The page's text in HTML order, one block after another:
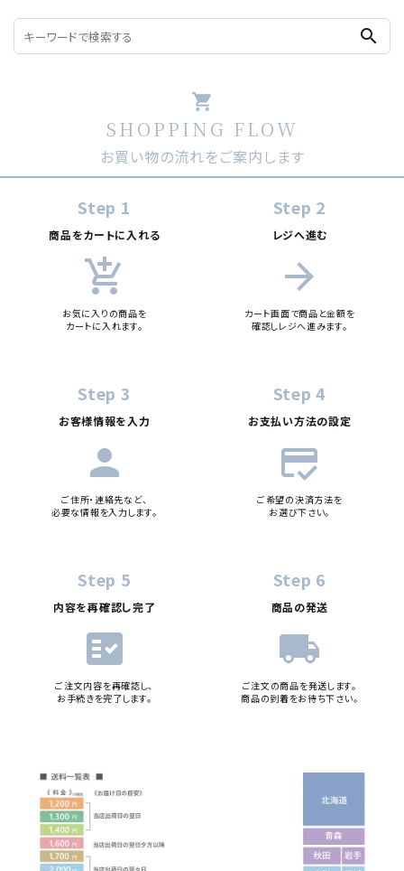
search
shopping_cart
SHOPPING FLOW
お買い物の流れをご案内します
Step 1
商品をカートに入れる
add_shopping_cart
お気に入りの商品を
カートに入れます。
Step 2
レジへ進む
arrow_forward
カート画面で商品と金額を
確認しレジへ進みます。
Step 3
お客様情報を入力
person
ご住所・連絡先など、
必要な情報を入力します。
Step 4
お支払い方法の設定
credit_score
ご希望の決済方法を
お選び下さい。
Step 5
内容を再確認し完了
fact_check
ご注文内容を再確認し、
お手続きを完了します。
Step 6
商品の発送
local_shipping
ご注文の商品を発送します。
商品の到着をお待ち下さい。